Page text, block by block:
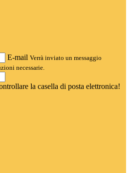
E-mail Verrà inviato un messaggio
necessarie.
la casella di posta elettronica!